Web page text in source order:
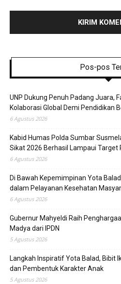
Pos-pos
UNP Dukung Penuh Padang Juara,
Kolaborasi Global Demi Pendidikan
6 Agustus 2026
Kabid Humas Polda Sumbar
Sikat 2026 Berhasil Lampaui Target
6 Agustus 2026
Di Bawah Kepemimpinan Yota
dalam Pelayanan Kesehatan
6 Agustus 2026
Gubernur Mahyeldi Raih
Madya dari IPDN
5 Agustus 2026
Langkah Inspiratif Yota Balad, Bibit
dan Pembentuk Karakter Anak
5 Agustus 2026